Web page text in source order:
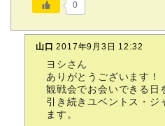
0
山口 2017年9月3日 12:32
ヨシさん
ありがとうございます！
観戦会でお会いできる日
引き続きユベントス・ジ
ます。